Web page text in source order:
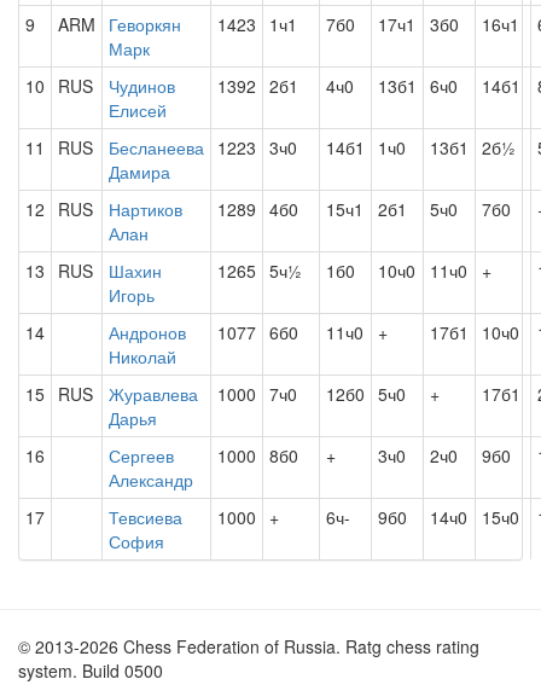
9 ARM
Геворкян
Марк
1423 1ч1 7б0 17ч1 3б0 16ч1
10 RUS
Чудинов
Елисей
1392 2б1 4ч0 13б1 6ч0 14б1
11 RUS
Бесланеева
Дамира
1223 3ч0 14б1 1ч0 13б1 2б½
12 RUS
Нартиков
Алан
1289 4б0 15ч1 2б1 5ч0 7б0
13 RUS
Шахин
Игорь
1265 5ч½ 1б0 10ч0 11ч0 +
14
Андронов
Николай
1077 6б0 11ч0 + 17б1 10ч0
15 RUS
Журавлева
Дарья
1000 7ч0 12б0 5ч0 + 17б1
16
Сергеев
Александр
1000 8б0 + 3ч0 2ч0 9б0
17
Тевсиева
София
1000 + 6ч- 9б0 14ч0 15ч0
© 2013-2026 Chess Federation of Russia. Ratg chess rating
system. Build 0500